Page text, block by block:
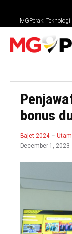
MGPerak:
bonus
Bajet 2024
December 1, 2023